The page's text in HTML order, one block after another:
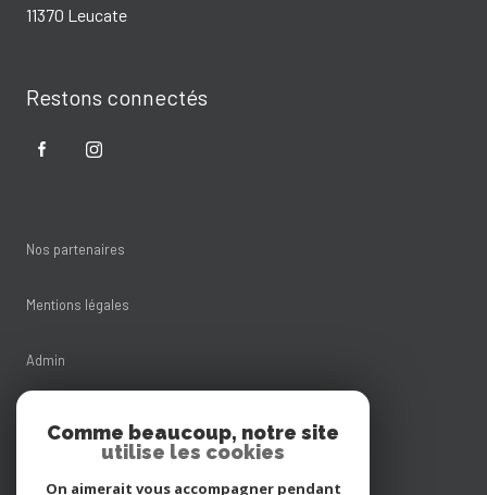
11370 Leucate
Restons connectés
Nos partenaires
Mentions légales
Admin
Comme beaucoup, notre site
utilise les cookies
On aimerait vous accompagner pendant